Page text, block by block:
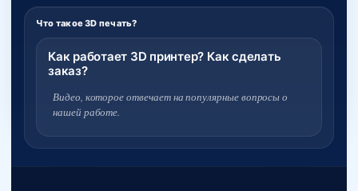
Что такое 3D печать?
Как работает 3D принтер? Как сделать
заказ?
Видео, которое отвечает на популярные вопросы о
нашей работе.